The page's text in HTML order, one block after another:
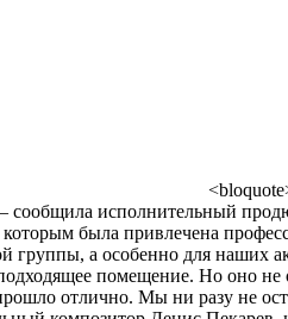
сообщила исполнительный
была привлечена
группы, а особенно для наших
помещение. Но оно не
отлично. Мы ни разу не